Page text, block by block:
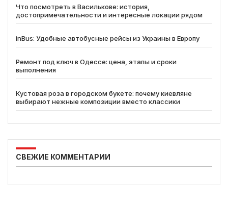
Что посмотреть в Василькове: история,
достопримечательности и интересные локации рядом
inBus: Удобные автобусные рейсы из Украины в Европу
Ремонт под ключ в Одессе: цена, этапы и сроки
выполнения
Кустовая роза в городском букете: почему киевляне
выбирают нежные композиции вместо классики
СВЕЖИЕ КОММЕНТАРИИ